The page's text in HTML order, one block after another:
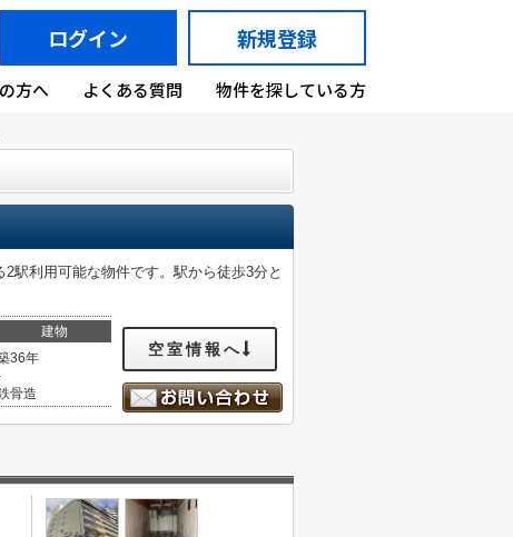
ログイン 新規登録
方へ よくある質問 物件を探している方
駅利用可能な物件です。駅から徒歩3分と
建物
36年
骨造
空室情報へ